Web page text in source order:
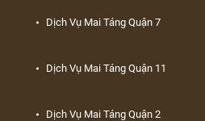
Dịch Vụ Mai Táng Quận 7
Dịch Vụ Mai Táng Quận 11
Dịch Vụ Mai Táng Quận 2